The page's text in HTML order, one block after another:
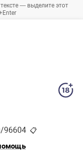
— выделите этот
96604 📋